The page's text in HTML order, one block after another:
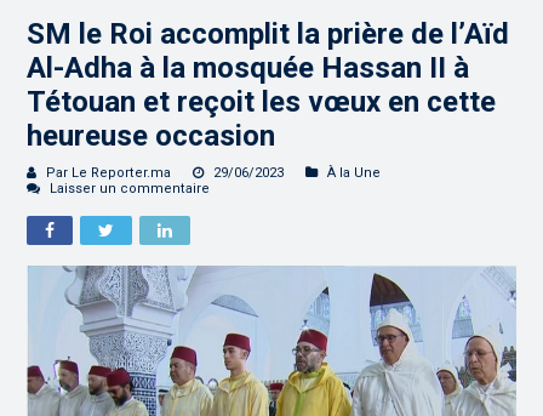
SM le Roi accomplit la prière de l’Aïd
Al-Adha à la mosquée Hassan II à
Tétouan et reçoit les vœux en cette
heureuse occasion
Par Le Reporter.ma 29/06/2023
À la Une
Laisser un commentaire